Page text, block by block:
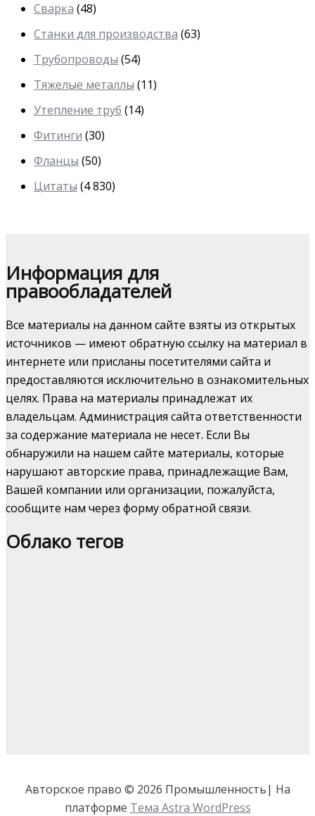
Сварка (48)
Станки для производства (63)
Трубопроводы (54)
Тяжелые металлы (11)
Утепление труб (14)
Фитинги (30)
Фланцы (50)
Цитаты (4 830)
Информация для
правообладателей
Все материалы на данном сайте взяты из открытых
источников — имеют обратную ссылку на материал в
интернете или присланы посетителями сайта и
предоставляются исключительно в ознакомительных
целях. Права на материалы принадлежат их
владельцам. Администрация сайта ответственности
за содержание материала не несет. Если Вы
обнаружили на нашем сайте материалы, которые
нарушают авторские права, принадлежащие Вам,
Вашей компании или организации, пожалуйста,
сообщите нам через форму обратной связи.
Облако тегов
Авторское право © 2026 Промышленность| На
платформе Тема Astra WordPress